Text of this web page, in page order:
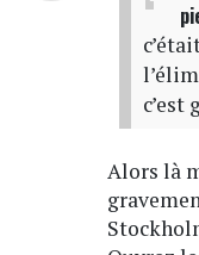
c’est
Alors là